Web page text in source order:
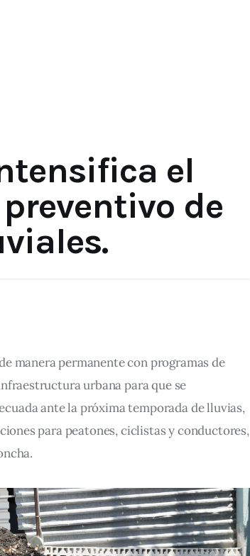
el
de
manera permanente con programas de
urbana para que se
ante la próxima temporada de lluvias,
para peatones, ciclistas y conductores,